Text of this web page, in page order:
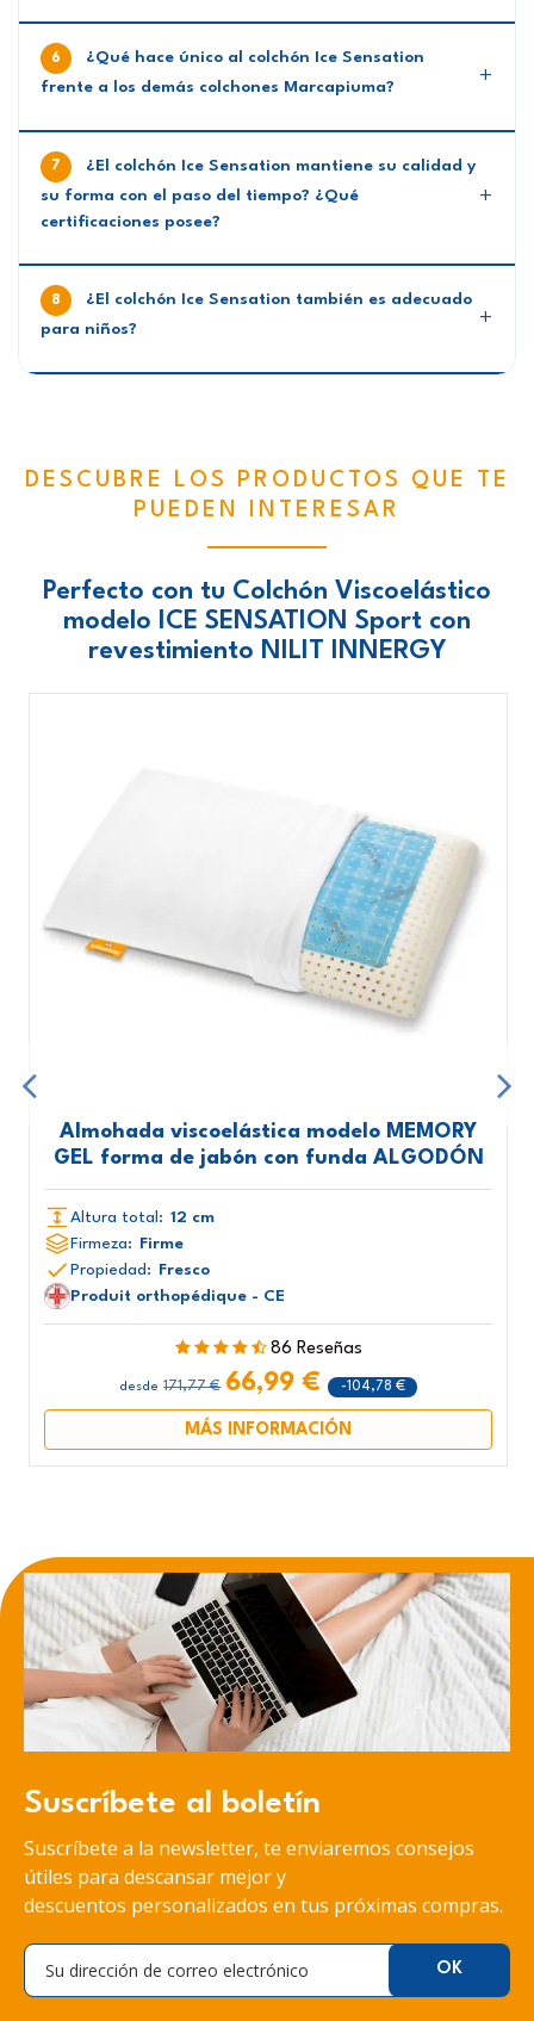
¿Qué hace único al colchón Ice Sensation
frente a los demás colchones Marcapiuma?
¿El colchón Ice Sensation mantiene su calidad y
su forma con el paso del tiempo? ¿Qué
certificaciones posee?
¿El colchón Ice Sensation también es adecuado
para niños?
DESCUBRE LOS PRODUCTOS QUE TE
PUEDEN INTERESAR
Perfecto con tu Colchón Viscoelástico
modelo ICE SENSATION Sport con
revestimiento NILIT INNERGY
Almohada viscoelástica modelo MEMORY
GEL forma de jabón con funda ALGODÓN
Altura total: 12 cm
Firmeza:
Firme
Propiedad:
Fresco
Produit orthopédique - CE
86 Reseñas
desde 171,77 € 66,99 € -104,78 €
MÁS INFORMACIÓN
Suscríbete al boletín
Suscríbete a la newsletter, te enviaremos consejos
útiles para descansar mejor y
descuentos personalizados en tus próximas compras.